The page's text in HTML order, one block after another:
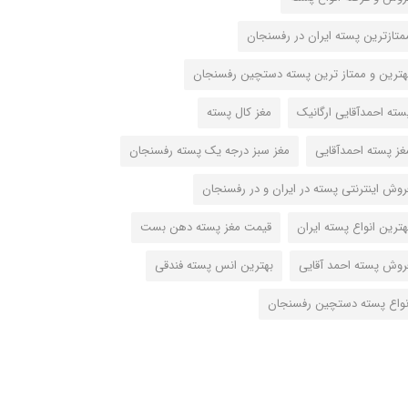
پسته ایران در رفسنجان
و ممتاز ترین پسته دستچین رفسنجان
احمدآقایی ارگانیک
مغز کال پسته
پسته احمدآقایی
مغز سبز درجه یک پسته رفسنجان
اینترنتی پسته در ایران و در رفسنجان
انواع پسته ایران
قیمت مغز پسته دهن بست
پسته احمد آقایی
بهترین انس پسته فندقی
پسته دستچین رفسنجان